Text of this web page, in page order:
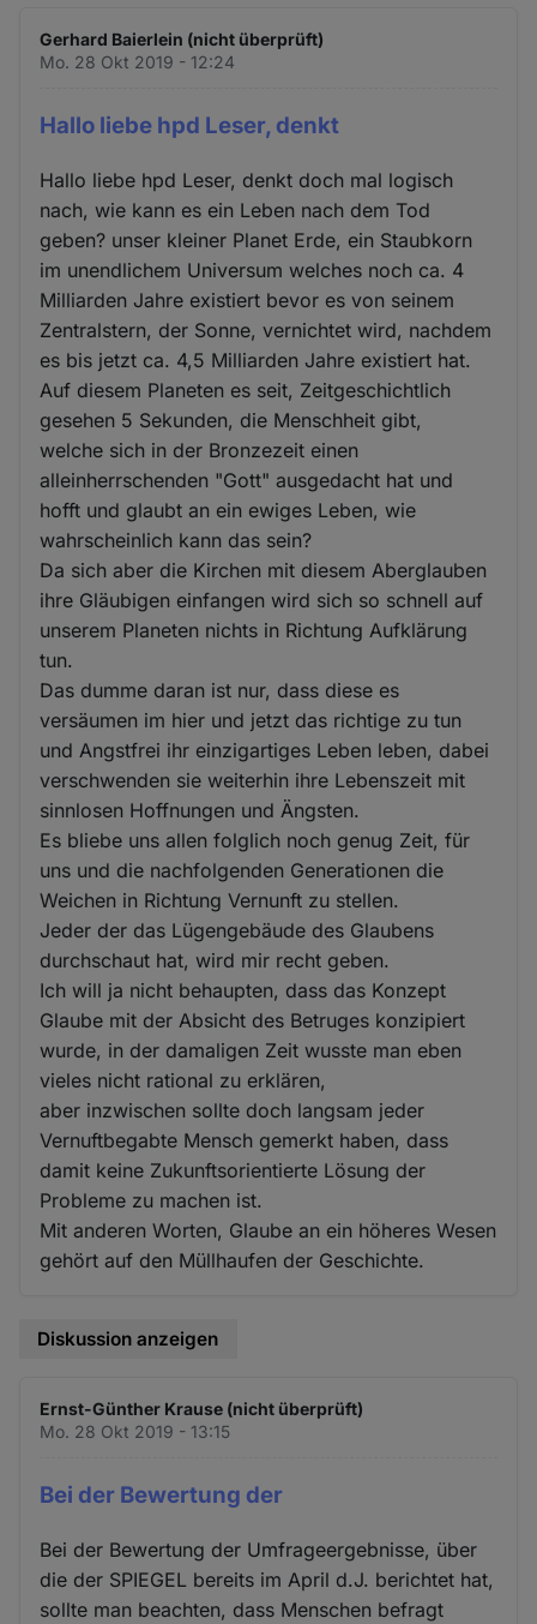
Gerhard Baierlein (nicht überprüft)
Mo. 28 Okt 2019 - 12:24
Hallo liebe hpd Leser, denkt
Hallo liebe hpd Leser, denkt doch mal logisch
nach, wie kann es ein Leben nach dem Tod
geben? unser kleiner Planet Erde, ein Staubkorn
im unendlichem Universum welches noch ca. 4
Milliarden Jahre existiert bevor es von seinem
Zentralstern, der Sonne, vernichtet wird, nachdem
es bis jetzt ca. 4,5 Milliarden Jahre existiert hat.
Auf diesem Planeten es seit, Zeitgeschichtlich
gesehen 5 Sekunden, die Menschheit gibt,
welche sich in der Bronzezeit einen
alleinherrschenden "Gott" ausgedacht hat und
hofft und glaubt an ein ewiges Leben, wie
wahrscheinlich kann das sein?
Da sich aber die Kirchen mit diesem Aberglauben
ihre Gläubigen einfangen wird sich so schnell auf
unserem Planeten nichts in Richtung Aufklärung
tun.
Das dumme daran ist nur, dass diese es
versäumen im hier und jetzt das richtige zu tun
und Angstfrei ihr einzigartiges Leben leben, dabei
verschwenden sie weiterhin ihre Lebenszeit mit
sinnlosen Hoffnungen und Ängsten.
Es bliebe uns allen folglich noch genug Zeit, für
uns und die nachfolgenden Generationen die
Weichen in Richtung Vernunft zu stellen.
Jeder der das Lügengebäude des Glaubens
durchschaut hat, wird mir recht geben.
Ich will ja nicht behaupten, dass das Konzept
Glaube mit der Absicht des Betruges konzipiert
wurde, in der damaligen Zeit wusste man eben
vieles nicht rational zu erklären,
aber inzwischen sollte doch langsam jeder
Vernuftbegabte Mensch gemerkt haben, dass
damit keine Zukunftsorientierte Lösung der
Probleme zu machen ist.
Mit anderen Worten, Glaube an ein höheres Wesen
gehört auf den Müllhaufen der Geschichte.
Diskussion anzeigen
Ernst-Günther Krause (nicht überprüft)
Mo. 28 Okt 2019 - 13:15
Bei der Bewertung der
Bei der Bewertung der Umfrageergebnisse, über
die der SPIEGEL bereits im April d.J. berichtet hat,
sollte man beachten, dass Menschen befragt